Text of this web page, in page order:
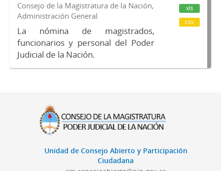
Consejo de la Magistratura de la Nación,
Administración General
La nómina de magistrados,
funcionarios y personal del Poder
Judicial de la Nación.
xls
csv
Unidad de Consejo Abierto y Participación
Ciudadana